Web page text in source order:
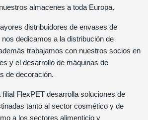
almacenes a toda Europa.
distribuidores de envases de
dedicamos a la distribución de
trabajamos con nuestros socios en
y el desarrollo de máquinas de
de decoración.
FlexPET desarrolla soluciones de
tanto al sector cosmético y de
a los sectores alimenticio y